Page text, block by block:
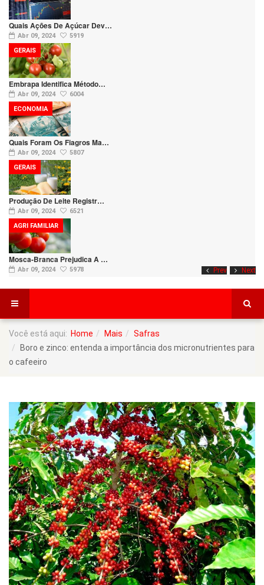
Prev Next
Quais Ações De Açúcar Dev…
Abr 09, 2024 5919
Embrapa Identifica Método…
Abr 09, 2024 6004
GERAIS
Quais Foram Os Fiagros Ma…
Abr 09, 2024 5807
ECONOMIA
Produção De Leite Registr…
Abr 09, 2024 6521
GERAIS
Mosca-Branca Prejudica A …
Abr 09, 2024 5978
AGRI FAMILIAR
Você está aqui: Home Mais
Safras
Boro e zinco: entenda a importância dos micronutrientes para
o cafeeiro